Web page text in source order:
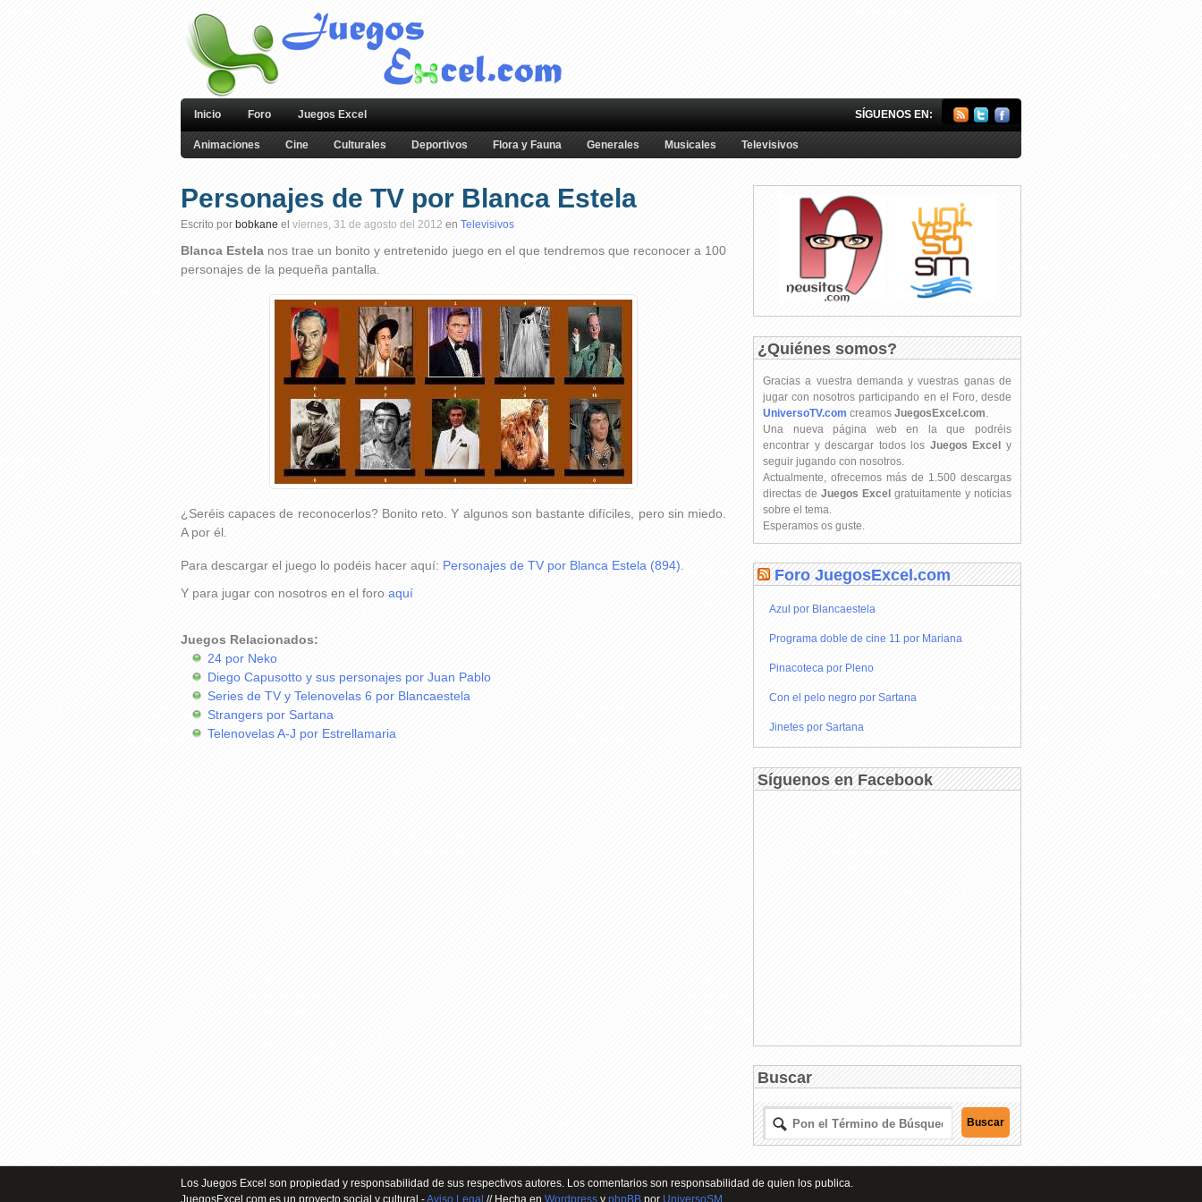
Inicio Foro Juegos Excel SÍGUENOS EN:
Animaciones Cine Culturales Deportivos Flora y Fauna Generales Musicales Televisivos
Personajes de TV por Blanca Estela
Escrito por bobkane el viernes, 31 de agosto del 2012 en Televisivos
Blanca Estela nos trae un bonito y entretenido juego en el que tendremos que reconocer a 100
personajes de la pequeña pantalla.
¿Seréis capaces de reconocerlos? Bonito reto. Y algunos son bastante difíciles, pero sin miedo.
A por él.
Para descargar el juego lo podéis hacer aquí: Personajes de TV por Blanca Estela (894).
Y para jugar con nosotros en el foro aquí
Juegos Relacionados:
24 por Neko
Diego Capusotto y sus personajes por Juan Pablo
Series de TV y Telenovelas 6 por Blancaestela
Strangers por Sartana
Telenovelas A-J por Estrellamaria
¿Quiénes somos?
Gracias a vuestra demanda y vuestras ganas de
jugar con nosotros participando en el Foro, desde
UniversoTV.com creamos JuegosExcel.com
Una nueva página web en la que podréis
encontrar y descargar todos los Juegos Excel y
seguir jugando con nosotros.
Actualmente, ofrecemos más de 1.500 descargas
directas de Juegos Excel gratuitamente y noticias
sobre el tema.
Esperamos os guste.
Foro JuegosExcel.com
Azul por Blancaestela
Programa doble de cine 11 por Mariana
Pinacoteca por Pleno
Con el pelo negro por Sartana
Jinetes por Sartana
Síguenos en Facebook
Buscar
Los Juegos Excel son propiedad y responsabilidad de sus respectivos autores. Los comentarios son responsabilidad de quien los publica.
JuegosExcel.com es un proyecto social y cultural -Aviso Legal // Hecha en Wordpress y phpBB por UniversoSM